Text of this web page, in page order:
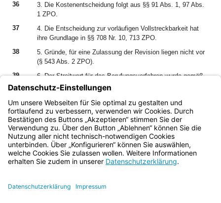
36
3. Die Kostenentscheidung folgt aus §§ 91 Abs. 1, 97 Abs.
1 ZPO.
37
4. Die Entscheidung zur vorläufigen Vollstreckbarkeit hat
ihre Grundlage in §§ 708 Nr. 10, 713 ZPO.
38
5. Gründe, für eine Zulassung der Revision liegen nicht vor
(§ 543 Abs. 2 ZPO).
39
6. Der Streitwert für das Berufungsverfahren wurde gemäß
§§ 47 Abs. 1 und 2, 48 Abs. 1,45 Abs. 2 GKG bestimmt.
Dabei hat der Senat den Wert des auf Auskunft gerichteten
Klageantrags mangels anderer Anhaltspunkte auf 4.000 €
geschätzt (§ 3 ZPO).
Bayern.de
BayernPortal
Impressum